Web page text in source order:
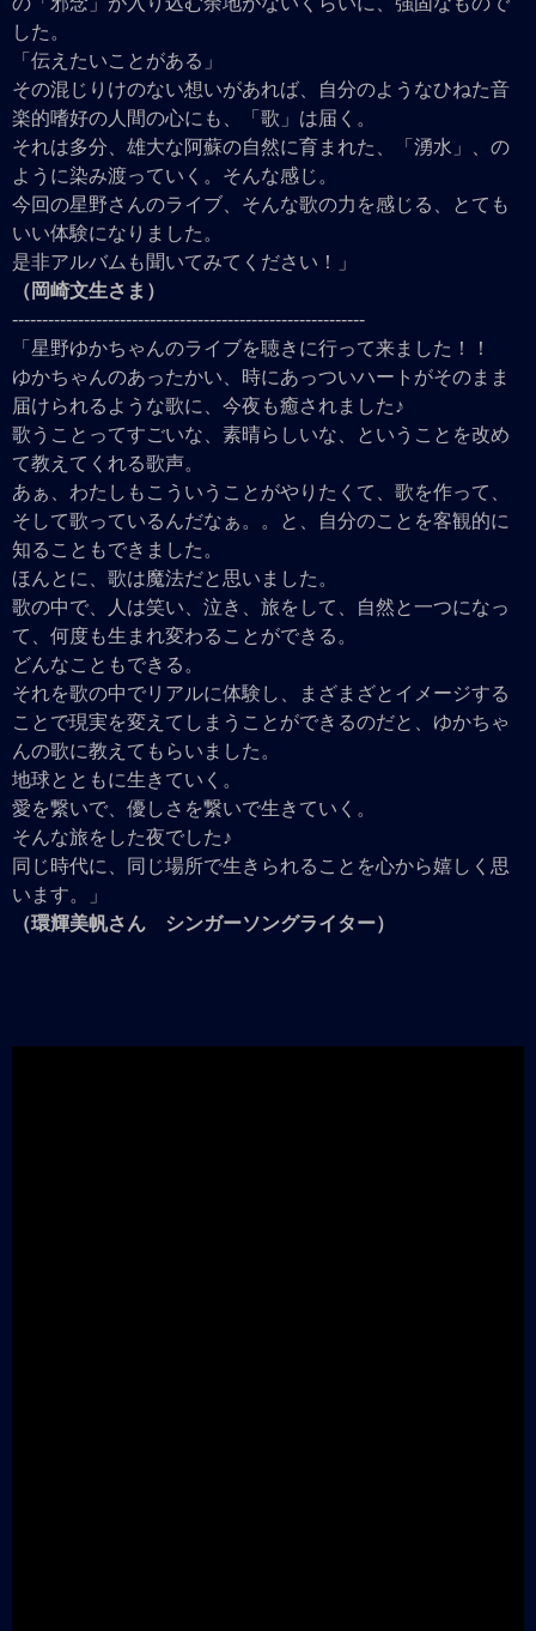
した。
「伝えたいことがある」
その混じりけのない想いがあれば、自分のようなひねた音
楽的嗜好の人間の心にも、「歌」は届く。
それは多分、雄大な阿蘇の自然に育まれた、「湧水」、の
ように染み渡っていく。そんな感じ。
今回の星野さんのライブ、そんな歌の力を感じる、とても
いい体験になりました。
是非アルバムも聞いてみてください！」
（岡崎文生さま）
-----------------------------------------------------------
「星野ゆかちゃんのライブを聴きに行って来ました！！
ゆかちゃんのあったかい、時にあっついハートがそのまま
届けられるような歌に、今夜も癒されました♪
歌うことってすごいな、素晴らしいな、ということを改め
て教えてくれる歌声。
あぁ、わたしもこういうことがやりたくて、歌を作って、
そして歌っているんだなぁ。。と、自分のことを客観的に
知ることもできました。
ほんとに、歌は魔法だと思いました。
歌の中で、人は笑い、泣き、旅をして、自然と一つになっ
て、何度も生まれ変わることができる。
どんなこともできる。
それを歌の中でリアルに体験し、まざまざとイメージする
ことで現実を変えてしまうことができるのだと、ゆかちゃ
んの歌に教えてもらいました。
地球とともに生きていく。
愛を繋いで、優しさを繋いで生きていく。
そんな旅をした夜でした♪
同じ時代に、同じ場所で生きられることを心から嬉しく思
います。」
（環輝美帆さん シンガーソングライター）